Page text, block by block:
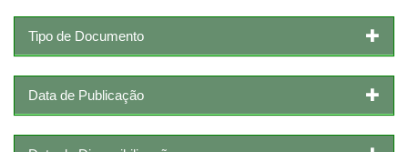
Tipo de Documento
Data de Publicação